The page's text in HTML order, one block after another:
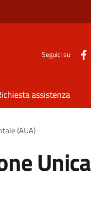
Seguici su
assistenza
(AUA)
Unica